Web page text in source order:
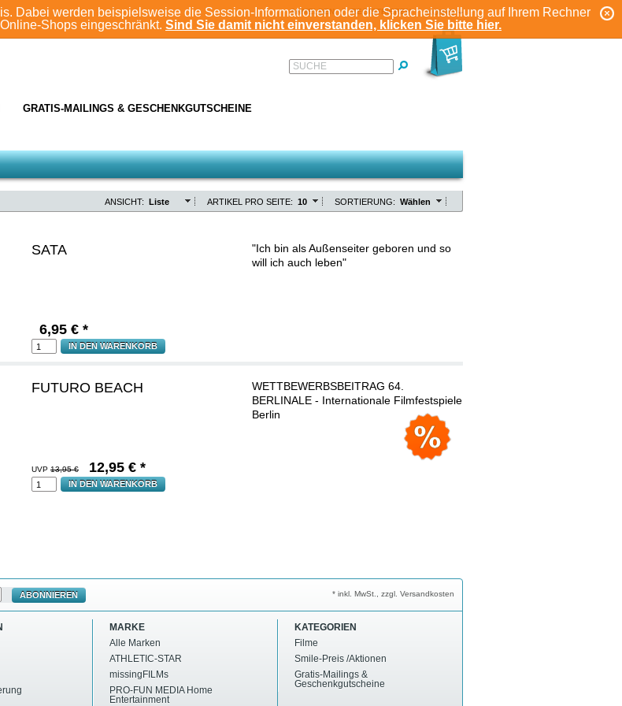
Dabei werden beispielsweise die Session-Informationen oder die Spracheinstellung auf Ihrem Rechner
Shops eingeschränkt. Sind Sie damit nicht einverstanden, klicken Sie bitte hier.
KONTO
ANMELDEN REGISTRIEREN
GRATIS-MAILINGS & GESCHENKGUTSCHEINE
SUCHE
SORTIERUNG: Wählen
ARTIKEL PRO SEITE: 10
ANSICHT: Liste
SATA
"Ich bin als Außenseiter geboren und so
will ich auch leben"
6,95 € *
IN DEN WARENKORB
FUTURO BEACH
WETTBEWERBSBEITRAG 64.
BERLINALE - Internationale Filmfestspiele
Berlin
UVP 13,95 € 12,95 € *
IN DEN WARENKORB
ABONNIEREN * inkl. MwSt., zzgl. Versandkosten
MARKE
Alle Marken
ATHLETIC-STAR
missingFILMs
PRO-FUN MEDIA Home
Entertainment
KATEGORIEN
Filme
Smile-Preis /Aktionen
Gratis-Mailings &
Geschenkgutscheine